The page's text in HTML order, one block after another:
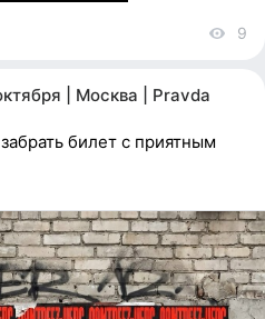
9
| Москва | Pravda
билет с приятным